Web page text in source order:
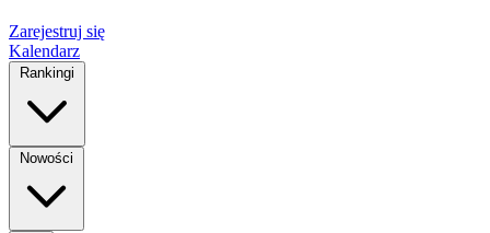
Zarejestruj się
Kalendarz
Rankingi
Nowości